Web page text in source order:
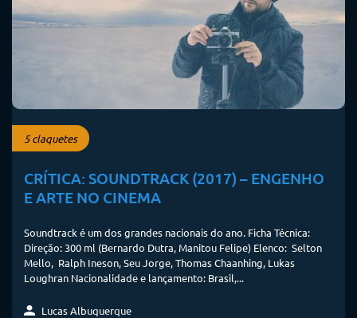
5 claquetes
CRÍTICA: SOUNDTRACK (2017) – ENGENHO
E ARTE NO CINEMA
Soundtrack é um dos grandes nacionais do ano. Ficha Técnica:
Direção: 300 ml (Bernardo Dutra, Manitou Felipe) Elenco: Selton
Mello, Ralph Ineson, Seu Jorge, Thomas Chaanhing, Lukas
Loughran Nacionalidade e lançamento: Brasil,...
Lucas Albuquerque